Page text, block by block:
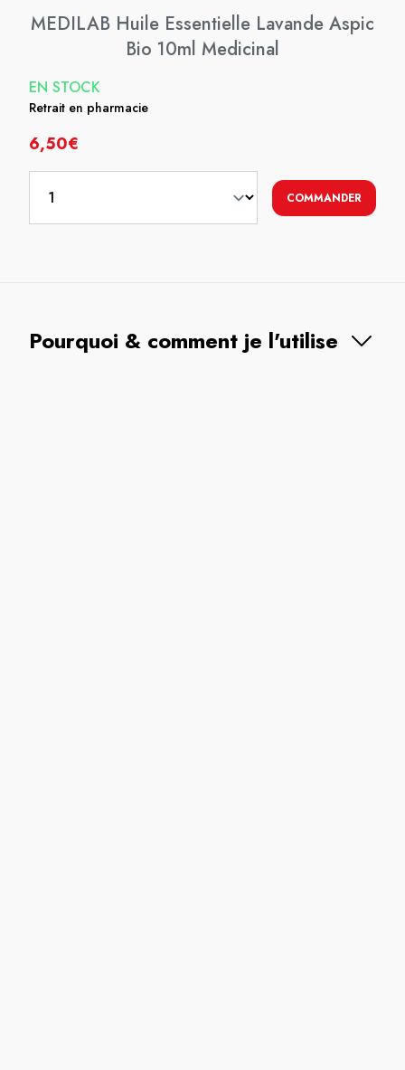
MEDILAB Huile Essentielle Lavande Aspic
Bio 10ml Medicinal
EN STOCK
Retrait en pharmacie
6,50€
COMMANDER
Pourquoi & comment je l'utilise